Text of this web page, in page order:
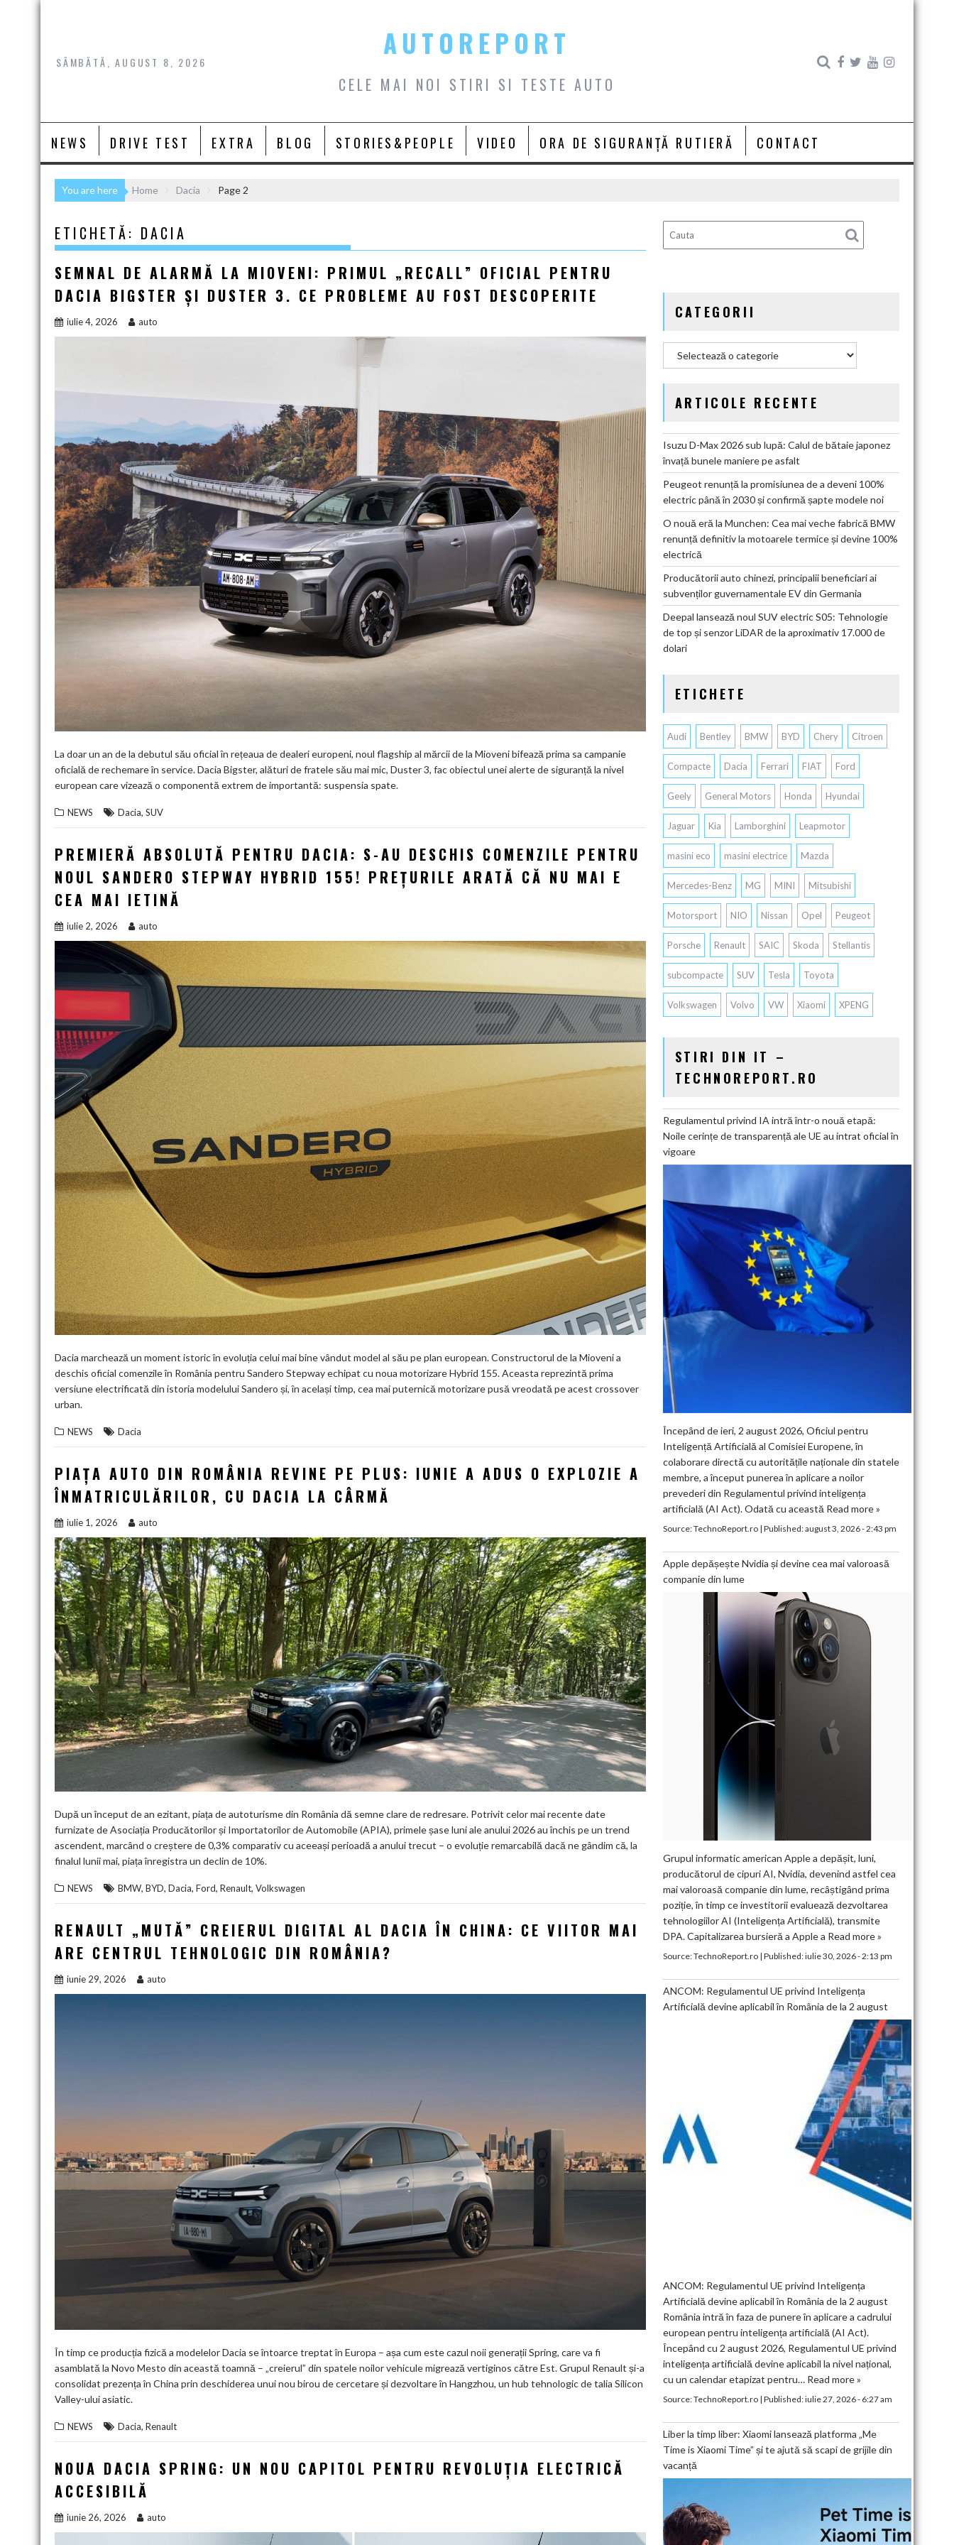
Skip
SÂMBĂTĂ, AUGUST 8, 2026
AUTOREPORT
CELE MAI NOI STIRI SI TESTE AUTO
NEWS DRIVE TEST EXTRA BLOG STORIES&PEOPLE VIDEO ORA DE SIGURANȚĂ RUTIERĂ CONTACT
You are here Home Dacia Page 2
ETICHETĂ: DACIA
SEMNAL DE ALARMĂ LA MIOVENI: PRIMUL „RECALL” OFICIAL PENTRU
DACIA BIGSTER ȘI DUSTER 3. CE PROBLEME AU FOST DESCOPERITE
iulie 4, 2026 auto
La doar un an de la debutul său oficial în rețeaua de dealeri europeni, noul flagship al mărcii de la Mioveni bifează prima sa campanie
oficială de rechemare în service. Dacia Bigster, alături de fratele său mai mic, Duster 3, fac obiectul unei alerte de siguranță la nivel
european care vizează o componentă extrem de importantă: suspensia spate.
NEWS Dacia, SUV
PREMIERĂ ABSOLUTĂ PENTRU DACIA: S-AU DESCHIS COMENZILE PENTRU
NOUL SANDERO STEPWAY HYBRID 155! PREȚURILE ARATĂ CĂ NU MAI E
CEA MAI IETINĂ
iulie 2, 2026 auto
Dacia marchează un moment istoric în evoluția celui mai bine vândut model al său pe plan european. Constructorul de la Mioveni a
deschis oficial comenzile în România pentru Sandero Stepway echipat cu noua motorizare Hybrid 155. Aceasta reprezintă prima
versiune electrificată din istoria modelului Sandero și, în același timp, cea mai puternică motorizare pusă vreodată pe acest crossover
urban.
NEWS Dacia
PIAȚA AUTO DIN ROMÂNIA REVINE PE PLUS: IUNIE A ADUS O EXPLOZIE A
ÎNMATRICULĂRILOR, CU DACIA LA CÂRMĂ
iulie 1, 2026 auto
După un început de an ezitant, piața de autoturisme din România dă semne clare de redresare. Potrivit celor mai recente date
furnizate de Asociația Producătorilor și Importatorilor de Automobile (APIA), primele șase luni ale anului 2026 au închis pe un trend
ascendent, marcând o creștere de 0,3% comparativ cu aceeași perioadă a anului trecut – o evoluție remarcabilă dacă ne gândim că, la
finalul lunii mai, piața înregistra un declin de 10%.
NEWS BMW, BYD, Dacia, Ford, Renault, Volkswagen
RENAULT „MUTĂ” CREIERUL DIGITAL AL DACIA ÎN CHINA: CE VIITOR MAI
ARE CENTRUL TEHNOLOGIC DIN ROMÂNIA?
iunie 29, 2026 auto
În timp ce producția fizică a modelelor Dacia se întoarce treptat în Europa – așa cum este cazul noii generații Spring, care va fi
asamblată la Novo Mesto din această toamnă – „creierul” din spatele noilor vehicule migrează vertiginos către Est. Grupul Renault și-a
consolidat prezența în China prin deschiderea unui nou birou de cercetare și dezvoltare în Hangzhou, un hub tehnologic de talia Silicon
Valley-ului asiatic.
NEWS Dacia, Renault
NOUA DACIA SPRING: UN NOU CAPITOL PENTRU REVOLUȚIA ELECTRICĂ
ACCESIBILĂ
iunie 26, 2026 auto
CATEGORII
ARTICOLE RECENTE
Isuzu D-Max 2026 sub lupă: Calul de bătaie japonez
învață bunele maniere pe asfalt
Peugeot renunță la promisiunea de a deveni 100%
electric până în 2030 și confirmă șapte modele noi
O nouă eră la Munchen: Cea mai veche fabrică BMW
renunță definitiv la motoarele termice și devine 100%
electrică
Producătorii auto chinezi, principalii beneficiari ai
subvenților guvernamentale EV din Germania
Deepal lansează noul SUV electric S05: Tehnologie
de top și senzor LiDAR de la aproximativ 17.000 de
dolari
ETICHETE
Audi Bentley BMW BYD Chery Citroen
Compacte Dacia Ferrari FIAT Ford
Geely General Motors Honda Hyundai
Jaguar Kia Lamborghini Leapmotor
masini eco masini electrice Mazda
Mercedes-Benz MG MINI Mitsubishi
Motorsport NIO Nissan Opel Peugeot
Porsche Renault SAIC Skoda Stellantis
subcompacte SUV Tesla Toyota
Volkswagen Volvo VW Xiaomi XPENG
STIRI DIN IT –
TECHNOREPORT.RO
Regulamentul privind IA intră într-o nouă etapă:
Noile cerințe de transparență ale UE au intrat oficial în
vigoare
Începând de ieri, 2 august 2026, Oficiul pentru
Inteligență Artificială al Comisiei Europene, în
colaborare directă cu autoritățile naționale din statele
membre, a început punerea în aplicare a noilor
prevederi din Regulamentul privind inteligența
artificială (AI Act). Odată cu această Read more »
Source:TechnoReport.ro| Published:august 3, 2026 - 2:43 pm
Apple depășește Nvidia și devine cea mai valoroasă
companie din lume
Grupul informatic american Apple a depășit, luni,
producătorul de cipuri AI, Nvidia, devenind astfel cea
mai valoroasă companie din lume, recâștigând prima
poziție, în timp ce investitorii evaluează dezvoltarea
tehnologiilor AI (Inteligența Artificială), transmite
DPA. Capitalizarea bursieră a Apple a Read more »
Source:TechnoReport.ro| Published:iulie 30, 2026 - 2:13 pm
ANCOM: Regulamentul UE privind Inteligența
Artificială devine aplicabil în România de la 2 august
ANCOM: Regulamentul UE privind Inteligența
Artificială devine aplicabil în România de la 2 august
România intră în faza de punere în aplicare a cadrului
european pentru inteligența artificială (AI Act).
Începând cu 2 august 2026, Regulamentul UE privind
inteligența artificială devine aplicabil la nivel național,
cu un calendar etapizat pentru… Read more »
Source:TechnoReport.ro| Published:iulie 27, 2026 - 6:27 am
Liber la timp liber: Xiaomi lansează platforma „Me
Time is Xiaomi Time” și te ajută să scapi de grijile din
vacanță